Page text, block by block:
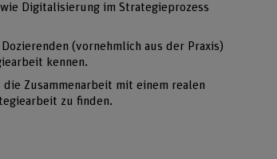
Digitalisierung im Strategieprozess
(vornehmlich aus der Praxis)
kennen.
Zusammenarbeit mit einem realen
zu finden.